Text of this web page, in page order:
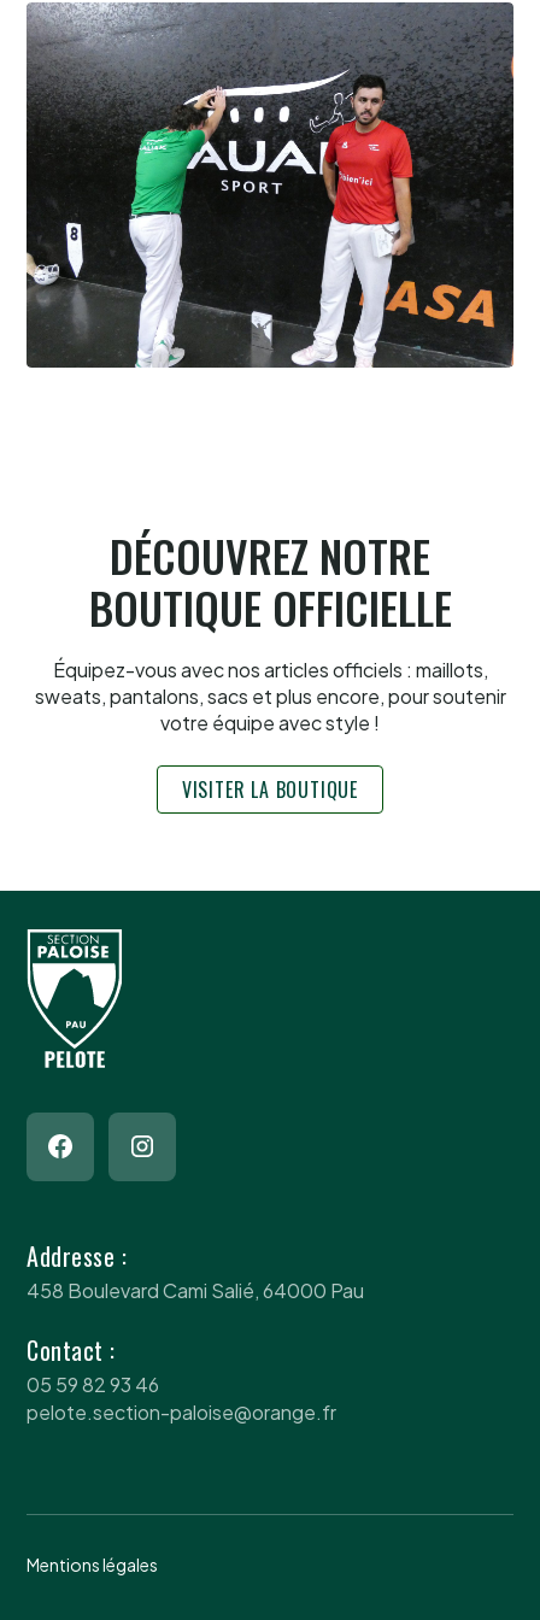
Gonzales en finale à Hossegor
6.8.2026
DÉCOUVREZ NOTRE
BOUTIQUE OFFICIELLE
Équipez-vous avec nos articles officiels : maillots,
sweats, pantalons, sacs et plus encore, pour soutenir
votre équipe avec style !
VISITER LA BOUTIQUE
Addresse :
458 Boulevard Cami Salié, 64000 Pau
Contact :
05 59 82 93 46
pelote.section-paloise@orange.fr
Mentions légales